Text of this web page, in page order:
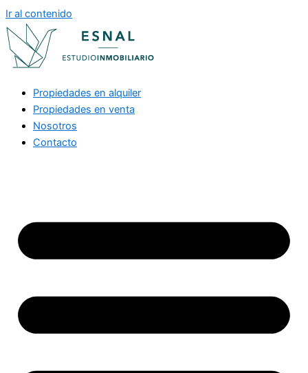
Ir al contenido
Propiedades en alquiler
Propiedades en venta
Nosotros
Contacto